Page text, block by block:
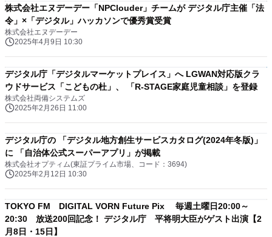
株式会社エヌデーデー「NPClouder」チームが デジタル庁主催「法
令」×「デジタル」ハッカソンで優秀賞受賞
株式会社エヌデーデー
2025年4月9日 10:30
デジタル庁「デジタルマーケットプレイス」へ LGWAN対応版クラ
ウドサービス「こどもの杜」、 「R-STAGE家庭児童相談」を登録
株式会社両備システムズ
2025年2月26日 11:00
デジタル庁の 「デジタル地方創生サービスカタログ(2024年冬版)」
に 「自治体公式スーパーアプリ」が掲載
株式会社オプティム(東証プライム市場、コード：3694)
2025年2月12日 10:30
TOKYO FM DIGITAL VORN Future Pix 毎週土曜日20:00～
20:30 放送200回記念！ デジタル庁 平将明大臣がゲスト出演【2
月8日・15日】